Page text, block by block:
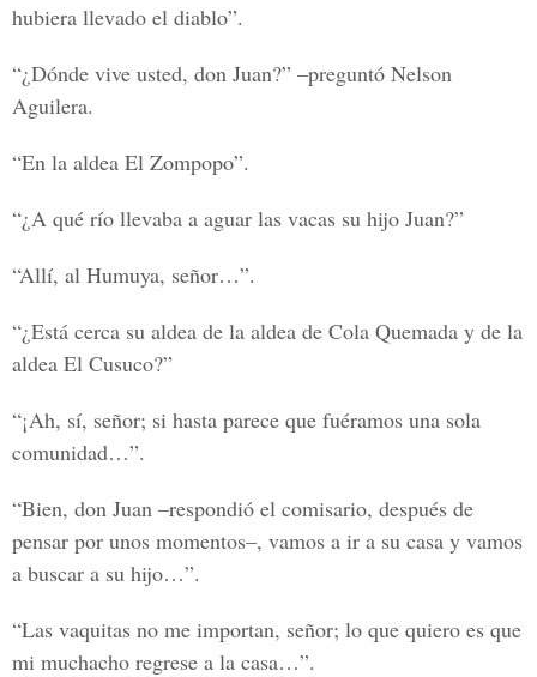
hubiera llevado el diablo”.
“¿Dónde vive usted, don Juan?” –preguntó Nelson
Aguilera.
“En la aldea El Zompopo”.
“¿A qué río llevaba a aguar las vacas su hijo Juan?”
“Allí, al Humuya, señor…”.
“¿Está cerca su aldea de la aldea de Cola Quemada y de la
aldea El Cusuco?”
“¡Ah, sí, señor; si hasta parece que fuéramos una sola
comunidad…”.
“Bien, don Juan –respondió el comisario, después de
pensar por unos momentos–, vamos a ir a su casa y vamos
a buscar a su hijo…”.
“Las vaquitas no me importan, señor; lo que quiero es que
mi muchacho regrese a la casa…”.